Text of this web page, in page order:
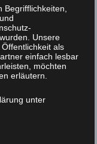
hat als
Unsere
als
einfach lesbar
möchten
erläutern.
unter